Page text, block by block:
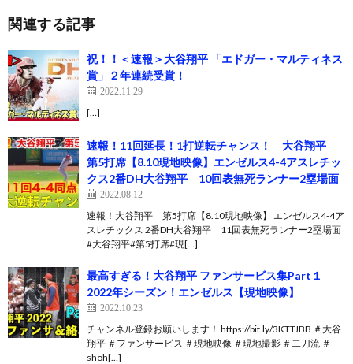
関連する記事
祝！！＜速報＞大谷翔平 「エドガー・マルティネス
賞」２年連続受賞！
2022.11.29
[…]
速報！11回延長！1打逆転チャンス！ 大谷翔平
第5打席【8.10現地映像】エンゼルス4-4アスレチッ
クス2番DH大谷翔平 10回表無死ランナー2塁場面
2022.08.12
速報！大谷翔平 第5打席【8.10現地映像】 エンゼルス4-4ア
スレチックス 2番DH大谷翔平 11回表無死ランナー2塁場面
#大谷翔平#第5打席#現[…]
最高すぎる！大谷翔平 ファンサービス集Part１
2022年シーズン！エンゼルス【現地映像】
2022.10.23
チャンネル登録お願いします！ https://bit.ly/3KTTJBB ＃大谷
翔平 ＃ファンサービス ＃現地映像 ＃現地撮影 ＃二刀流 ＃
shoh[…]